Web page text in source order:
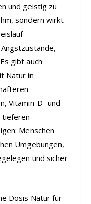
und geistig zu
sondern wirkt
gibt auch
Natur in
Vitamin-D- und
tieferen
Menschen
Umgebungen,
und sicher
Dosis Natur für